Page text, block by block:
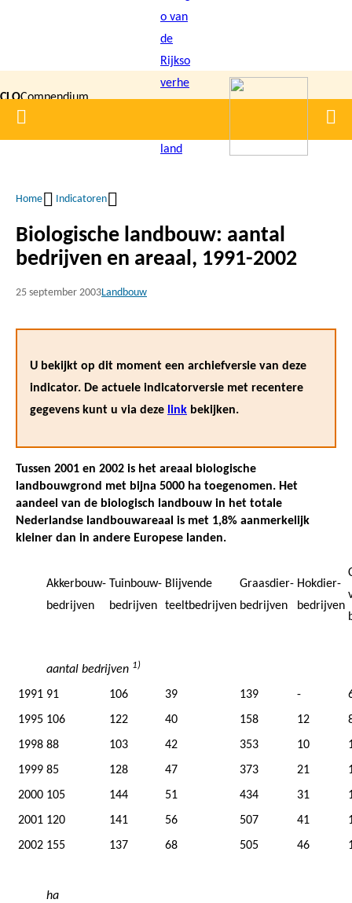
inhoud
gaan
CLOCompendium
voor de
Home
Kruimelpad
Home Indicatoren
Biologische landbouw: aantal
bedrijven en areaal, 1991-2002
25 september 2003Landbouw
U bekijkt op dit moment een archiefversie van deze
indicator. De actuele indicatorversie met recentere
gegevens kunt u via deze link bekijken.
Tussen 2001 en 2002 is het areaal biologische
landbouwgrond met bijna 5000 ha toegenomen. Het
aandeel van de biologisch landbouw in het totale
Nederlandse landbouwareaal is met 1,8% aanmerkelijk
kleiner dan in andere Europese landen.
Akkerbouw-
bedrijven
Tuinbouw-
bedrijven
Blijvende
teeltbedrijven
Graasdier-
bedrijven
Hokdier-
bedrijven
aantal bedrijven 1)
1991 91 106 39 139 -
1995 106 122 40 158 12
1998 88 103 42 353 10
1999 85 128 47 373 21
2000 105 144 51 434 31
2001 120 141 56 507 41
2002 155 137 68 505 46
ha